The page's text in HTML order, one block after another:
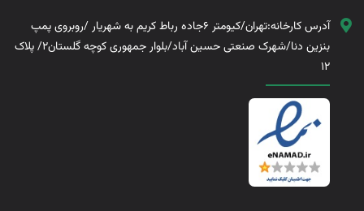
آدرس کارخانه:تهران/کیومتر 6جاده رباط کریم به شهریار /روبروی پمپ
بنزین دنا/شهرک صنعتی حسین آباد/بلوار جمهوری کوچه گلستان2/ پلاک
12